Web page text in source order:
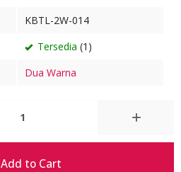
KBTL-2W-014
Tersedia (1)
Dua Warna
+
Add to Cart